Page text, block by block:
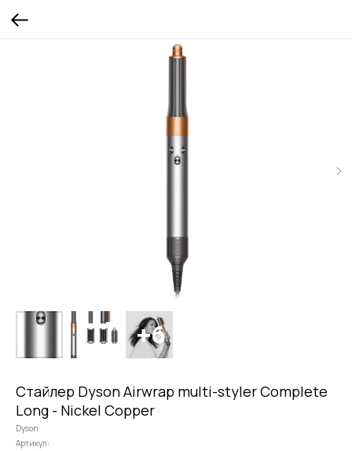
Стайлер Dyson Airwrap multi-styler Complete
Long - Nickel Copper
Dyson
Артикул: